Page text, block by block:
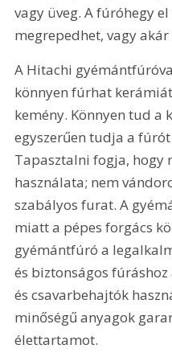
vagy üveg. A fúróhegy
megrepedhet, vagy
A Hitachi
könnyen fúrhat
kemény. Könnyen tud a
egyszerűen tudja a
Tapasztalni fogja, hogy
használata; nem
szabályos furat. A
miatt a pépes forgács
gyémántfúró a
és biztonságos
és csavarbehajtók
minőségű anyagok
élettartamot.